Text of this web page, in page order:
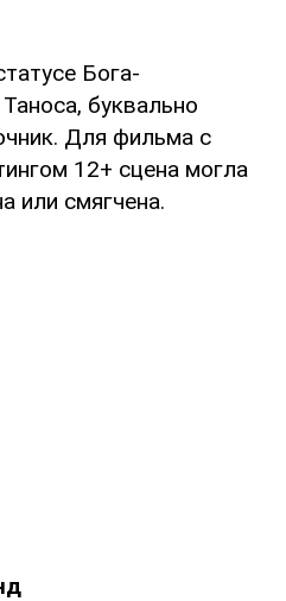
Бога-
буквально
Для фильма с
12+ сцена могла
или смягчена.